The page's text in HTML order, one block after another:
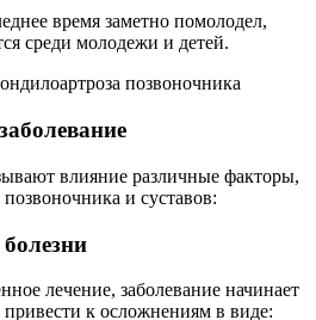
время заметно помолодел,
среди молодежи и детей.
позвоночника
влияние различные факторы,
и суставов:
лечение, заболевание начинает
к осложнениям в виде: